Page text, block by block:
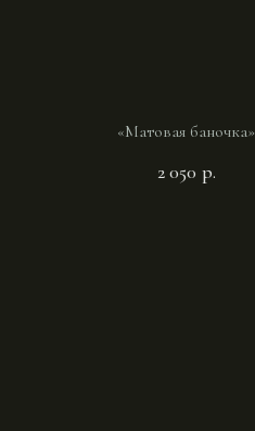
«Матовая баночка»
2 050 р.